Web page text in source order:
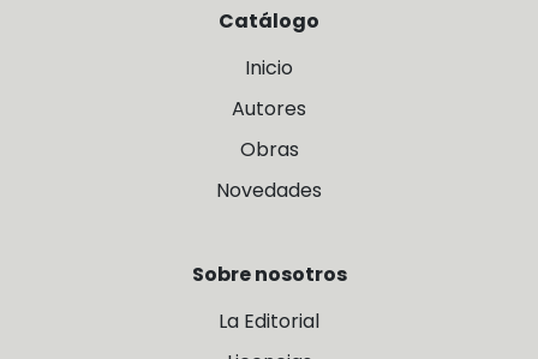
Catálogo
Inicio
Autores
Obras
Novedades
Sobre nosotros
La Editorial